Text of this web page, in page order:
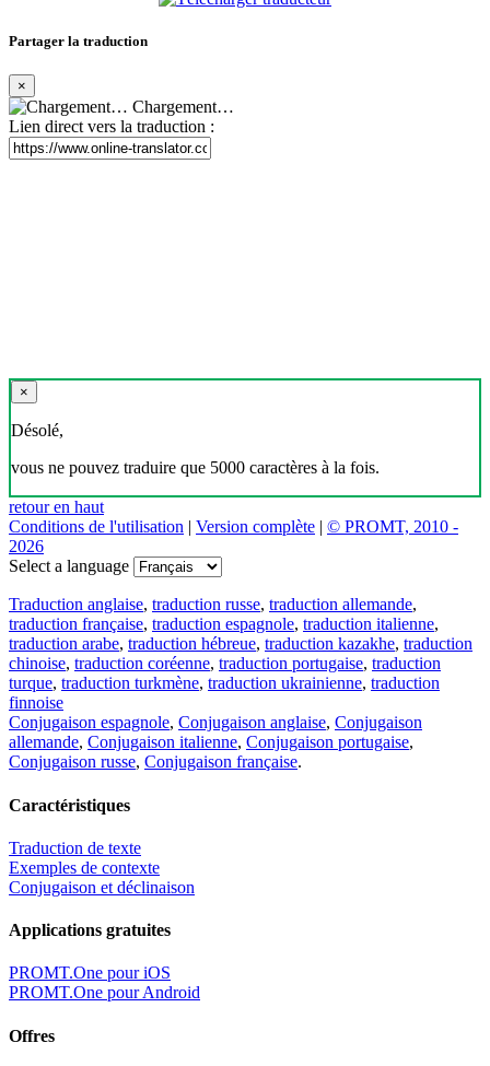
Partager la traduction
×
Chargement…
Lien direct vers la traduction :
×
Désolé,
vous ne pouvez traduire que 5000 caractères à la fois.
retour en haut
Conditions de l'utilisation | Version complète | © PROMT, 2010 -
2026
Select a language
Traduction anglaise, traduction russe, traduction allemande,
traduction française, traduction espagnole, traduction italienne,
traduction arabe, traduction hébreue, traduction kazakhe, traduction
chinoise, traduction coréenne, traduction portugaise, traduction
turque, traduction turkmène, traduction ukrainienne, traduction
finnoise
Conjugaison espagnole, Conjugaison anglaise, Conjugaison
allemande, Conjugaison italienne, Conjugaison portugaise,
Conjugaison russe, Conjugaison française.
Caractéristiques
Traduction de texte
Exemples de contexte
Conjugaison et déclinaison
Applications gratuites
PROMT.One pour iOS
PROMT.One pour Android
Offres